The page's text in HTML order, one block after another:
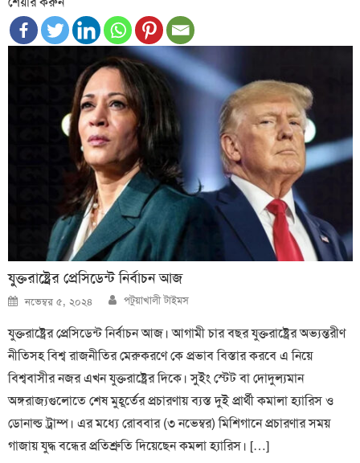
যুক্তরাষ্ট্রের প্রেসিডেন্ট নির্বাচন আজ
Posted
on
নভেম্বর ৫, ২০২৪ Author
পটুয়াখালী টাইমস
যুক্তরাষ্ট্রের প্রেসিডেন্ট নির্বাচন আজ। আগামী চার বছর যুক্তরাষ্ট্রের অভ্যন্তরীণ
নীতিসহ বিশ্ব রাজনীতির মেরুকরণে কে প্রভাব বিস্তার করবে এ নিয়ে
বিশ্ববাসীর নজর এখন যুক্তরাষ্ট্রের দিকে। সুইং স্টেট বা দোদুল্যমান
অঙ্গরাজ্যগুলোতে শেষ মুহূর্তের প্রচারণায় ব্যস্ত দুই প্রার্থী কমালা হ্যারিস ও
ডোনাল্ড ট্রাম্প। এর মধ্যে রোববার (৩ নভেম্বর) মিশিগানে প্রচারণার সময়
গাজায় যুদ্ধ বন্ধের প্রতিশ্রুতি দিয়েছেন কমলা হ্যারিস। […]